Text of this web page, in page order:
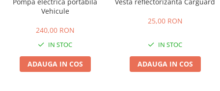
Cauciucuri
Vehicule
240,00 RON
IN STOC
ADAUGA IN COS
25,00 RON
IN STOC
ADAUGA IN COS